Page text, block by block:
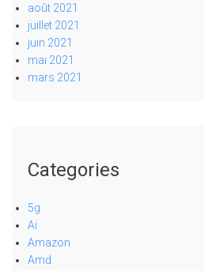
août 2021
juillet 2021
juin 2021
mai 2021
mars 2021
Categories
5g
Ai
Amazon
Amd